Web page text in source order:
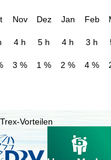
Nov Dez Jan Feb
4 h 5 h 4 h 3 h
3 % 1 % 2 % 4 %
Vorteilen